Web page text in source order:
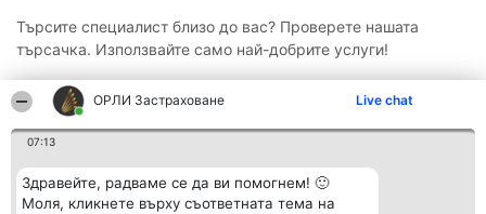
ОРЛИ Застраховане Live chat
07:13
Здравейте, радваме се да ви помогнем! 🙂
Моля, кликнете върху съответната тема на
Търсите специалист близо до вас? Проверете нашата
търсачка. Използвайте само най-добрите услуги!